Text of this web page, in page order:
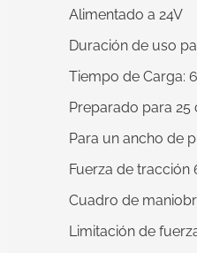
Alimentado a 24V
Duración de uso
Tiempo de Carga:
Preparado para
Para un ancho de
Fuerza de tracción
Cuadro de
Limitación de